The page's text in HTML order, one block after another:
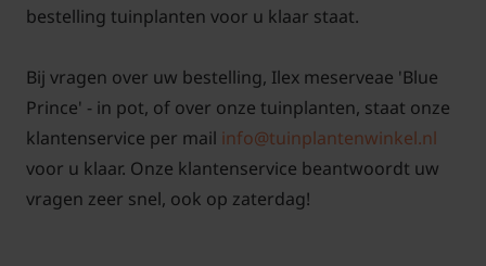
bestelling tuinplanten voor u klaar staat.
Bij vragen over uw bestelling, Ilex meserveae 'Blue
Prince' - in pot, of over onze tuinplanten, staat onze
klantenservice per mail info@tuinplantenwinkel.nl
voor u klaar. Onze klantenservice beantwoordt uw
vragen zeer snel, ook op zaterdag!